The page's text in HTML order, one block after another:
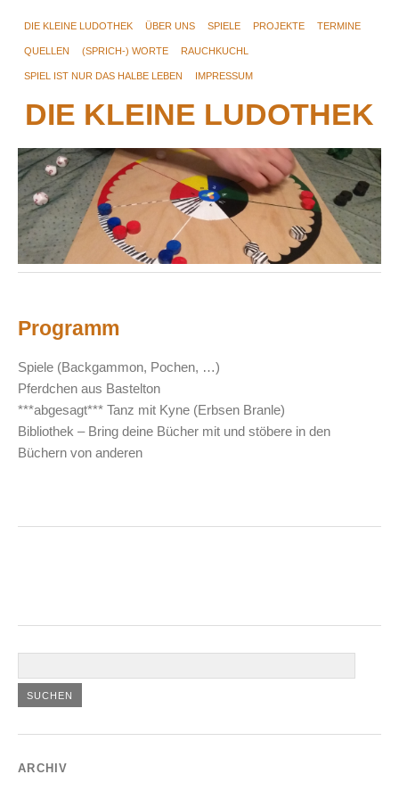
DIE KLEINE LUDOTHEK ÜBER UNS SPIELE PROJEKTE TERMINE
QUELLEN (SPRICH-) WORTE RAUCHKUCHL
SPIEL IST NUR DAS HALBE LEBEN IMPRESSUM
DIE KLEINE LUDOTHEK
Programm
Spiele (Backgammon, Pochen, …)
Pferdchen aus Bastelton
***abgesagt*** Tanz mit Kyne (Erbsen Branle)
Bibliothek – Bring deine Bücher mit und stöbere in den
Büchern von anderen
ARCHIV